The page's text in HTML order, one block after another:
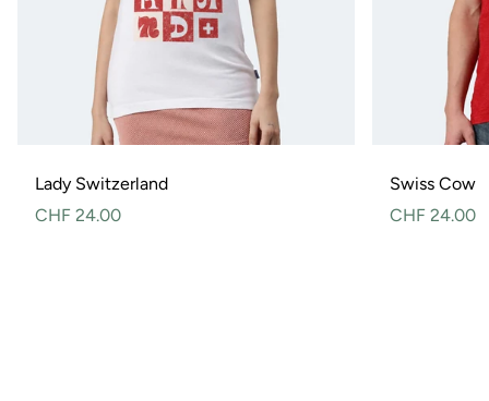
Lady Switzerland
Normaler
CHF 24.00
Swiss Cow
Normaler
CHF 24.00